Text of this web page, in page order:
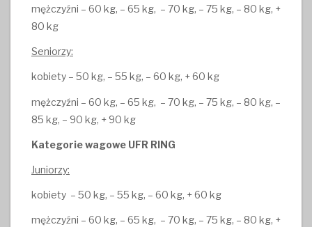
mężczyźni – 60 kg, – 65 kg, – 70 kg, – 75 kg, – 80 kg, +
80 kg
Seniorzy:
kobiety – 50 kg, – 55 kg, – 60 kg, + 60 kg
mężczyźni – 60 kg, – 65 kg, – 70 kg, – 75 kg, – 80 kg, –
85 kg, – 90 kg, + 90 kg
Kategorie wagowe UFR RING
Juniorzy:
kobiety – 50 kg, – 55 kg, – 60 kg, + 60 kg
mężczyźni – 60 kg, – 65 kg, – 70 kg, – 75 kg, – 80 kg, +